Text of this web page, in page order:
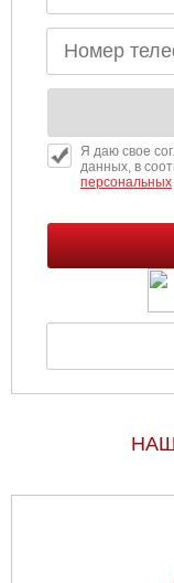
Я даю свое
данных, в
персональных